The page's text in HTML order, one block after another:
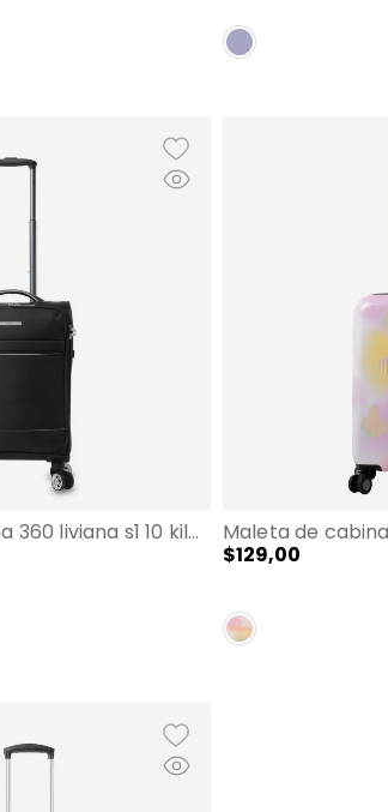
Maleta de cabina 360 liviana s1 10 kilos negra
$129,00